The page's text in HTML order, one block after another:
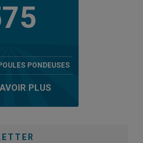
PONDEUSES
PLUS